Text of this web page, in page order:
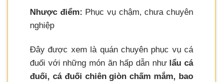
Nhược điểm: Phục vụ chậm, chưa chuyên
nghiệp
Đây được xem là quán chuyên phục vụ cá
đuối với những món ăn hấp dẫn như lẩu cá
đuối, cá đuối chiên giòn chấm mắm, bao